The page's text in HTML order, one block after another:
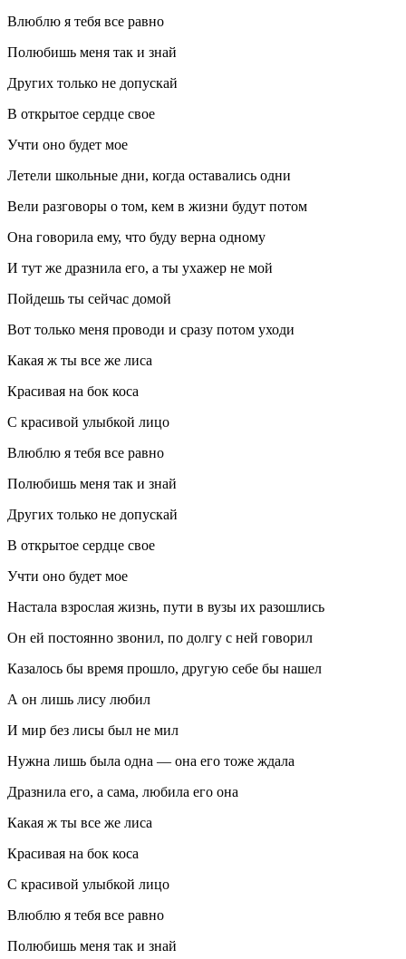
Влюблю я тебя все равно
Полюбишь меня так и знай
Других только не допускай
В открытое сердце свое
Учти оно будет мое
Летели школьные дни, когда оставались одни
Вели разговоры о том, кем в жизни будут потом
Она говорила ему, что буду верна одному
И тут же дразнила его, а ты ухажер не мой
Пойдешь ты сейчас домой
Вот только меня проводи и сразу потом уходи
Какая ж ты все же лиса
Красивая на бок коса
С красивой улыбкой лицо
Влюблю я тебя все равно
Полюбишь меня так и знай
Других только не допускай
В открытое сердце свое
Учти оно будет мое
Настала взрослая жизнь, пути в вузы их разошлись
Он ей постоянно звонил, по долгу с ней говорил
Казалось бы время прошло, другую себе бы нашел
А он лишь лису любил
И мир без лисы был не мил
Нужна лишь была одна — она его тоже ждала
Дразнила его, а сама, любила его она
Какая ж ты все же лиса
Красивая на бок коса
С красивой улыбкой лицо
Влюблю я тебя все равно
Полюбишь меня так и знай